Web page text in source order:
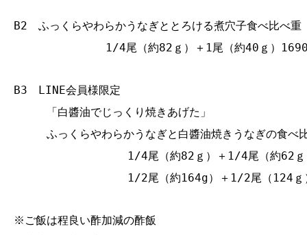
B2 ふっくらやわらかうなぎととろける煮穴子食べ比べ
1/4尾（約82ｇ）＋1尾（約40ｇ）
B3 LINE会員様限定
「白醬油でじっくり焼きあげた」
ふっくらやわらかうなぎと白醬油焼きうなぎの食べ
1/4尾（約82ｇ）＋1/4尾（約62ｇ
1/2尾（約164g）＋1/2尾（124ｇ
※ご飯は程良い酢加減の酢飯